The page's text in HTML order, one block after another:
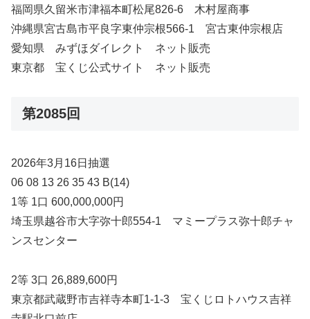
福岡県久留米市津福本町松尾826-6 木村屋商事
沖縄県宮古島市平良字東仲宗根566-1 宮古東仲宗根店
愛知県 みずほダイレクト ネット販売
東京都 宝くじ公式サイト ネット販売
第2085回
2026年3月16日抽選
06 08 13 26 35 43 B(14)
1等 1口 600,000,000円
埼玉県越谷市大字弥十郎554-1 マミープラス弥十郎チャ
ンスセンター
2等 3口 26,889,600円
東京都武蔵野市吉祥寺本町1-1-3 宝くじロトハウス吉祥